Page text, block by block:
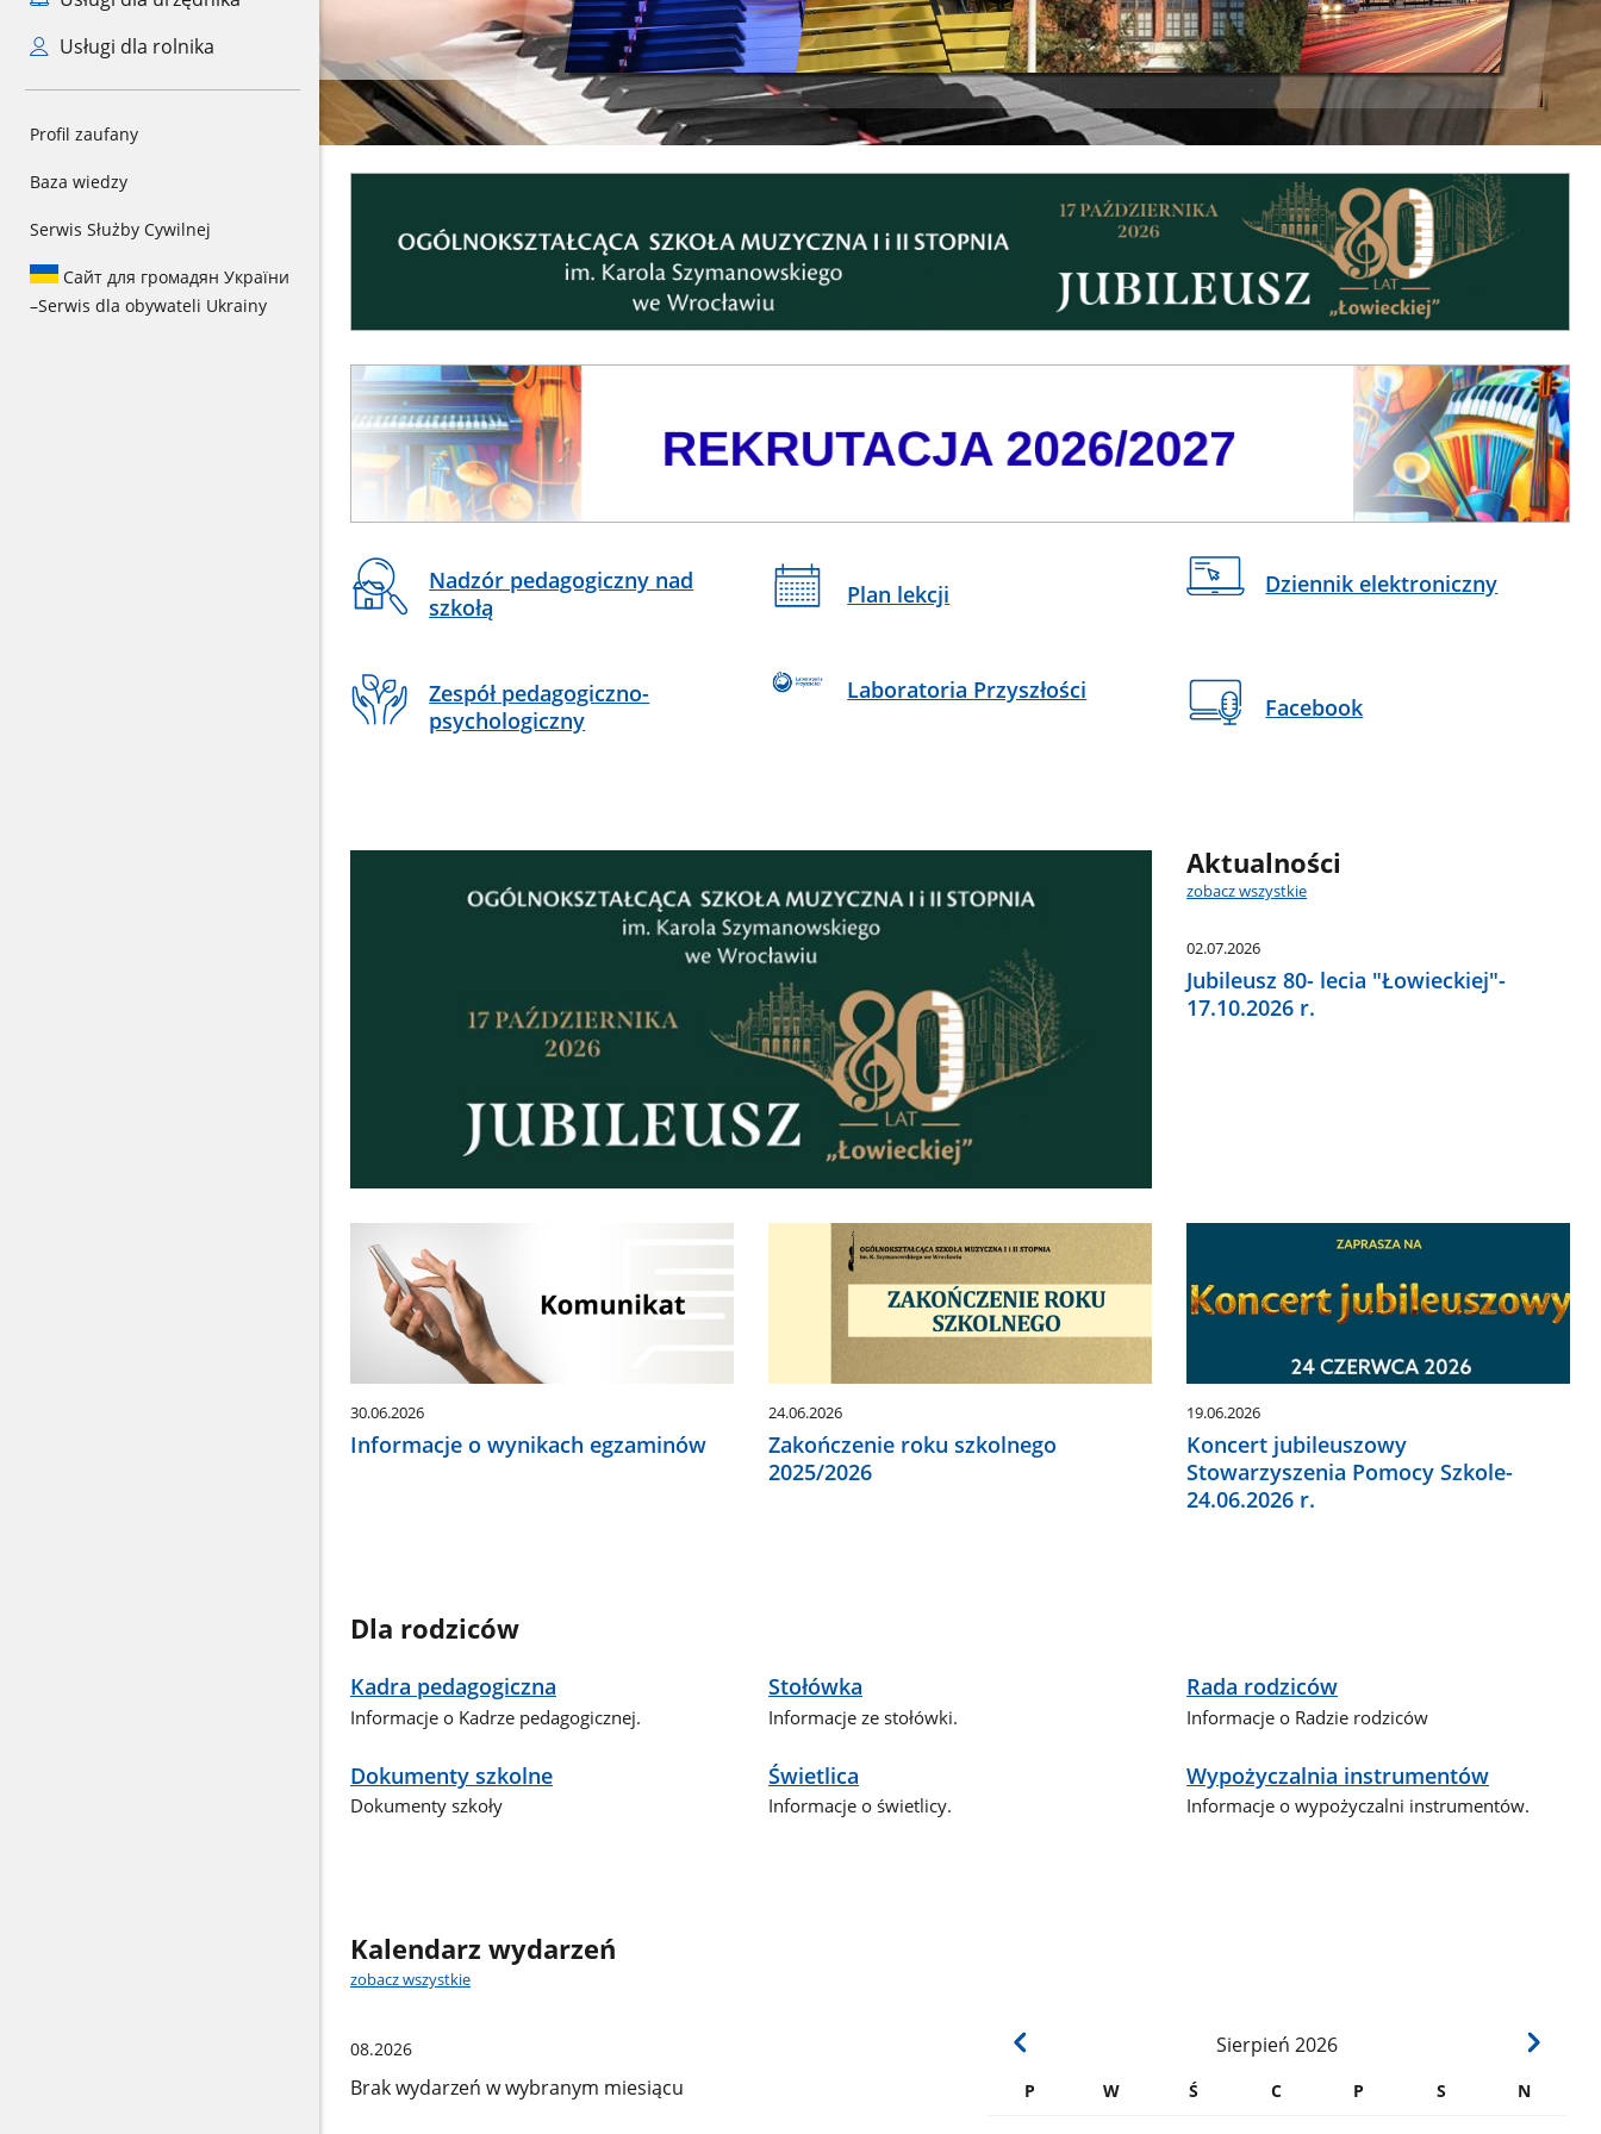
Usługi dla rolnika
Profil zaufany
Baza wiedzy
Serwis Służby Cywilnej
Сайт для громадян України
–Serwis dla obywateli Ukrainy
Nadzór pedagogiczny nad
szkołą
Plan lekcji Dziennik elektroniczny
Zespół pedagogiczno-
psychologiczny
Laboratoria Przyszłości
Facebook
Aktualności
zobacz wszystkie
02.07.2026
Jubileusz 80- lecia "Łowieckiej"-
17.10.2026 r.
30.06.2026
Informacje o wynikach egzaminów
24.06.2026
Zakończenie roku szkolnego
2025/2026
19.06.2026
Koncert jubileuszowy
Stowarzyszenia Pomocy Szkole-
24.06.2026 r.
Dla rodziców
Kadra pedagogiczna
Informacje o Kadrze pedagogicznej.
Stołówka
Informacje ze stołówki.
Rada rodziców
Informacje o Radzie rodziców
Dokumenty szkolne
Dokumenty szkoły
Świetlica
Informacje o świetlicy.
Wypożyczalnia instrumentów
Informacje o wypożyczalni instrumentów.
Kalendarz wydarzeń
zobacz wszystkie
Sierpień 2026
P W Ś C P S N
08.2026
Brak wydarzeń w wybranym miesiącu